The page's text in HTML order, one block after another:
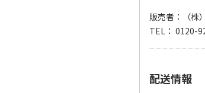
販売者：（株
TEL： 0120-
配送情報